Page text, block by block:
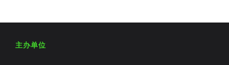
主办单位